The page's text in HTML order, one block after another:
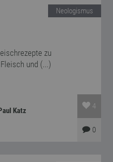
Neologismus
zu
und (...)
Katz
4
0